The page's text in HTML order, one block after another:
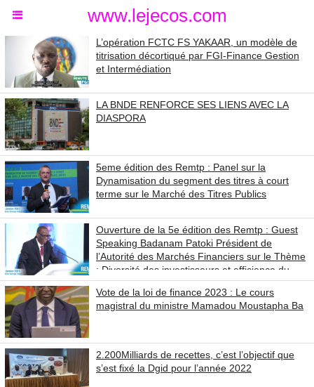
www.lejecos.com
L’opération FCTC FS YAKAAR, un modèle de
titrisation décortiqué par FGI-Finance Gestion
et Intermédiation
LA BNDE RENFORCE SES LIENS AVEC LA
DIASPORA
5eme édition des Remtp : Panel sur la
Dynamisation du segment des titres à court
terme sur le Marché des Titres Publics
Ouverture de la 5e édition des Remtp : Guest
Speaking Badanam Patoki Président de
l’Autorité des Marchés Financiers sur le Thème
: Diversité des investisseurs et efficience du
Marché des Titres Publics
Vote de la loi de finance 2023 : Le cours
magistral du ministre Mamadou Moustapha Ba
2.200Milliards de recettes, c’est l’objectif que
s’est fixé la Dgid pour l’année 2022